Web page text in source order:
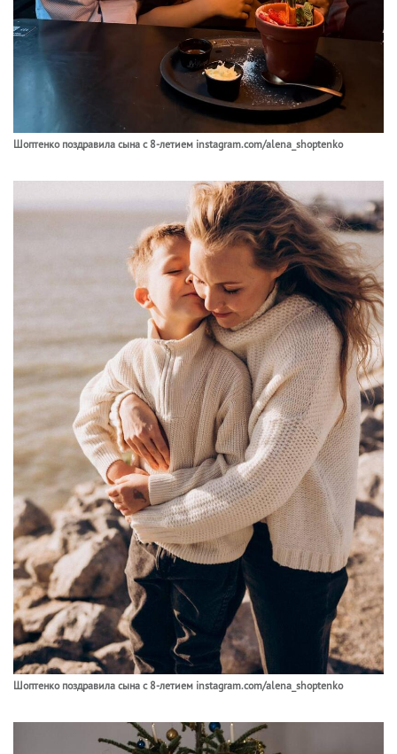
Шоптенко поздравила сына с 8-летием instagram.com/alena_shoptenko
Шоптенко поздравила сына с 8-летием instagram.com/alena_shoptenko